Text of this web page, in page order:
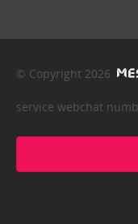
© Copyright 2026
service webchat